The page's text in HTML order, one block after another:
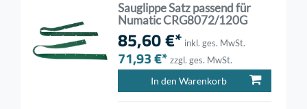
Sauglippe Satz passend für
Numatic CRG8072/120G
85,60 €* inkl. ges. MwSt.
71,93 €* zzgl. ges. MwSt.
In den Warenkorb